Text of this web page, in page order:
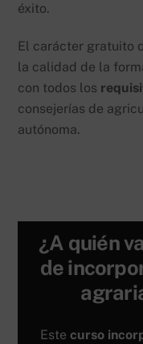
éxito.
El carácter gratuito
la calidad de la
con todos los
consejerías de
autónoma.
¿A quién
de
Este curso